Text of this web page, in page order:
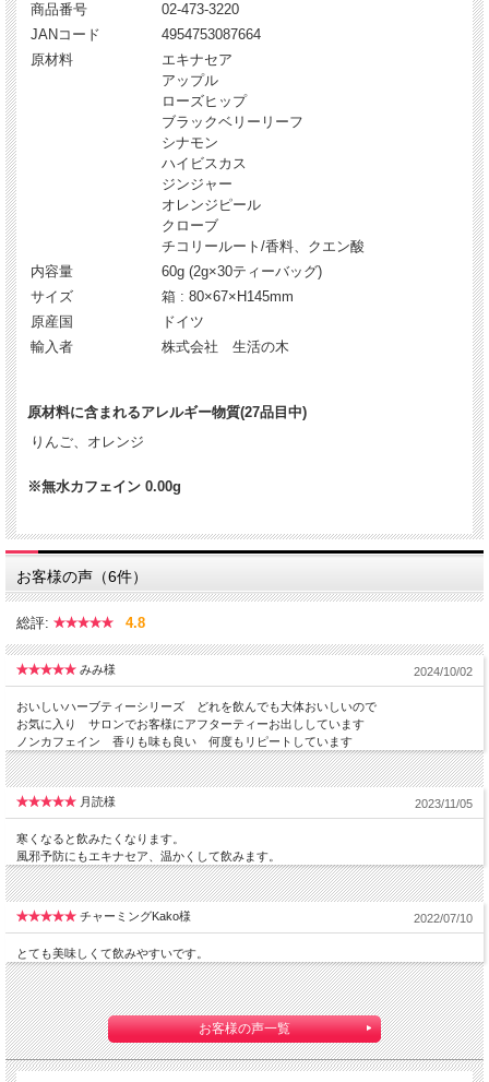
商品番号
02-473-3220
JANコード
4954753087664
原材料
エキナセア
アップル
ローズヒップ
ブラックベリーリーフ
シナモン
ハイビスカス
ジンジャー
オレンジピール
クローブ
チコリールート/香料、クエン酸
内容量
60g (2g×30ティーバッグ)
サイズ
箱 : 80×67×H145mm
原産国
ドイツ
輸入者
株式会社 生活の木
原材料に含まれるアレルギー物質(27品目中)
りんご、オレンジ
※無水カフェイン 0.00g
お客様の声（6件）
総評: 4.8
みみ様 2024/10/02
おいしいハーブティーシリーズ どれを飲んでも大体おいしいので
お気に入り サロンでお客様にアフターティーお出ししています
ノンカフェイン 香りも味も良い 何度もリピートしています
月読様 2023/11/05
寒くなると飲みたくなります。
風邪予防にもエキナセア、温かくして飲みます。
チャーミングKako様 2022/07/10
とても美味しくて飲みやすいです。
お客様の声一覧